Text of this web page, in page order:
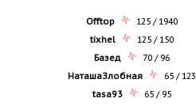
Offtop
125 / 1940
tixhel
125 / 150
Базед
70 / 96
НаташаЗлобная
65 / 123
tasa93
65 / 95